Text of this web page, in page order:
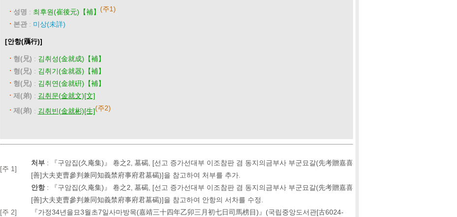
성명 : 최후원(崔後元)【補】 (주1)
본관: 미상(未詳)
[안항(鴈行)]
형(兄) : 김취성(金就成)【補】
형(兄) : 김취기(金就器)【補】
형(兄) : 김취연(金就硏)【補】
제(弟) : 김취문(金就文)[文]
제(弟) : 김취빈(金就彬)[生](주2)
[주 1]
처부:
『구암집(久庵集)』 卷之2, 墓碣, [선고 증가선대부 이조참판 겸 동지의금부사 부군묘갈(先考贈嘉喜
[善]大夫吏曹參判兼同知義禁府事府君墓碣)]을 참고하여 처부를 추가.
[주 2]
안항:
『구암집(久庵集)』 卷之2, 墓碣, [선고 증가선대부 이조참판 겸 동지의금부사 부군묘갈(先考贈嘉喜
[善]大夫吏曹參判兼同知義禁府事府君墓碣)]을 참고하여 안항의 서차를 수정.
『가정34년을묘3월초7일사마방목(嘉靖三十四年乙卯三月初七日司馬榜目)』(국립중앙도서관[古6024-